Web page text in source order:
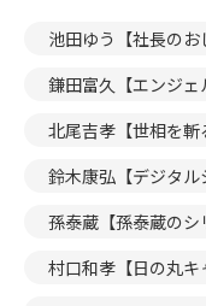
池田ゆう【社長のお
鎌田富久【エンジェ
北尾吉孝【世相を斬
鈴木康弘【デジタル
孫泰蔵【孫泰蔵のシ
村口和孝【日の丸キ